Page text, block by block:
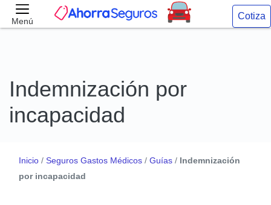
Menú Cotiza
Indemnización por
incapacidad
Inicio / Seguros Gastos Médicos / Guías / Indemnización
por incapacidad